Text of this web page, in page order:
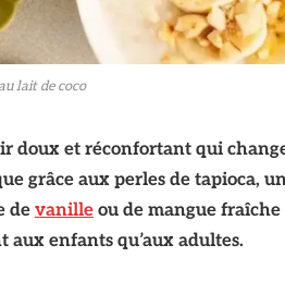
lait de coco
doux et réconfortant qui
grâce aux perles de tapioca,
devanilleou de mangue fraîche
aux enfants qu’aux adultes.